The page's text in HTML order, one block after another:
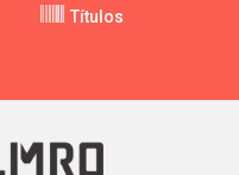
Títulos